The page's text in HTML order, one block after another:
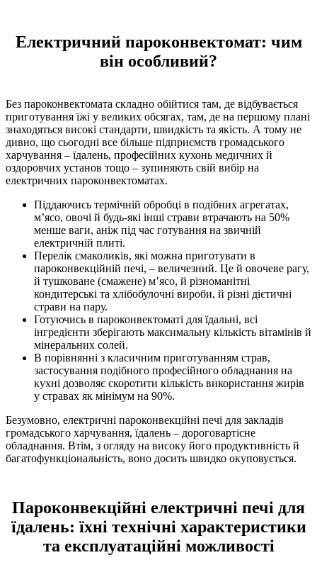
Електричний пароконвектомат: чим
він особливий?
Без пароконвектомата складно обійтися там, де відбувається
приготування їжі у великих обсягах, там, де на першому плані
знаходяться високі стандарти, швидкість та якість. А тому не
дивно, що сьогодні все більше підприємств громадського
харчування – їдалень, професійних кухонь медичних й
оздоровчих установ тощо – зупиняють свій вибір на
електричних пароконвектоматах.
Піддаючись термічній обробці в подібних агрегатах,
м’ясо, овочі й будь-які інші страви втрачають на 50%
менше ваги, аніж під час готування на звичній
електричній плиті.
Перелік смаколиків, які можна приготувати в
пароконвекційній печі, – величезний. Це й овочеве рагу,
й тушковане (смажене) м’ясо, й різноманітні
кондитерські та хлібобулочні вироби, й різні дієтичні
страви на пару.
Готуючись в пароконвектоматі для їдальні, всі
інгредієнти зберігають максимальну кількість вітамінів й
мінеральних солей.
В порівнянні з класичним приготуванням страв,
застосування подібного професійного обладнання на
кухні дозволяє скоротити кількість використання жирів
у стравах як мінімум на 90%.
Безумовно, електричні пароконвекційні печі для закладів
громадського харчування, їдалень – дороговартісне
обладнання. Втім, з огляду на високу його продуктивність й
багатофункціональність, воно досить швидко окуповується.
Пароконвекційні електричні печі для
їдалень: їхні технічні характеристики
та експлуатаційні можливості